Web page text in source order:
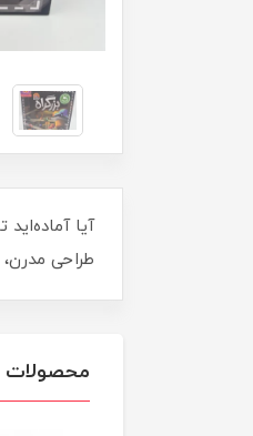
طراحی مدرن،
محصولات